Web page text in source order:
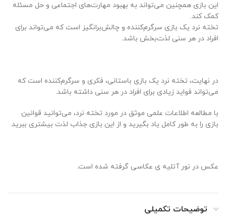
این بازی همچنین می‌تواند به بهبود مهارت‌های اجتماعی و حل مسئله
کمک کند.
تخته نرد یک بازی سرگرم‌کننده و چالش‌برانگیز است که می‌تواند برای
افراد در هر سنی لذت‌بخش باشد.
در نهایت، تخته نرد یک بازی باستانی، فکری و سرگرم‌کننده است که
می‌تواند فواید زیادی برای افراد در هر سنی داشته باشد.
با مطالعه اطلاعات علمی موثق در مورد تخته نرد، می‌توانید قوانین
بازی را به طور کامل یاد بگیرید و از این بازی جذاب لذت بیشتری ببرید.
عکس در نور آتلیه ی عکاسی گرفته شده است.
توضیحات تکمیلی